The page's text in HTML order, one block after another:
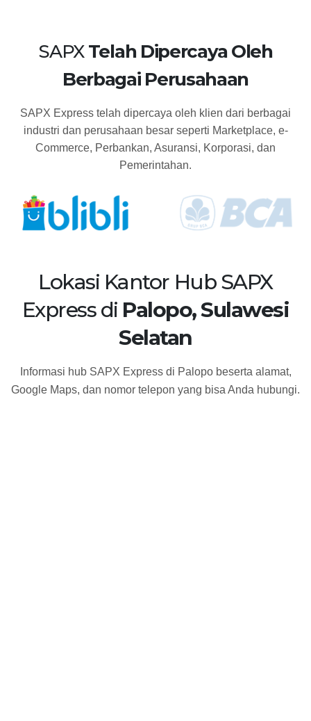
SAPXTelah Dipercaya Oleh
Berbagai Perusahaan
SAPX Express telah dipercaya oleh klien dari berbagai
industri dan perusahaan besar seperti Marketplace, e-
Commerce, Perbankan, Asuransi, Korporasi, dan
Pemerintahan.
Lokasi Kantor Hub SAPX
Express di Palopo, Sulawesi
Selatan
Informasi hub SAPX Express di Palopo beserta alamat,
Google Maps, dan nomor telepon yang bisa Anda hubungi.